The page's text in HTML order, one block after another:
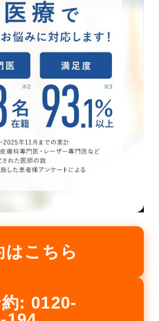
はこちら
: 0120-